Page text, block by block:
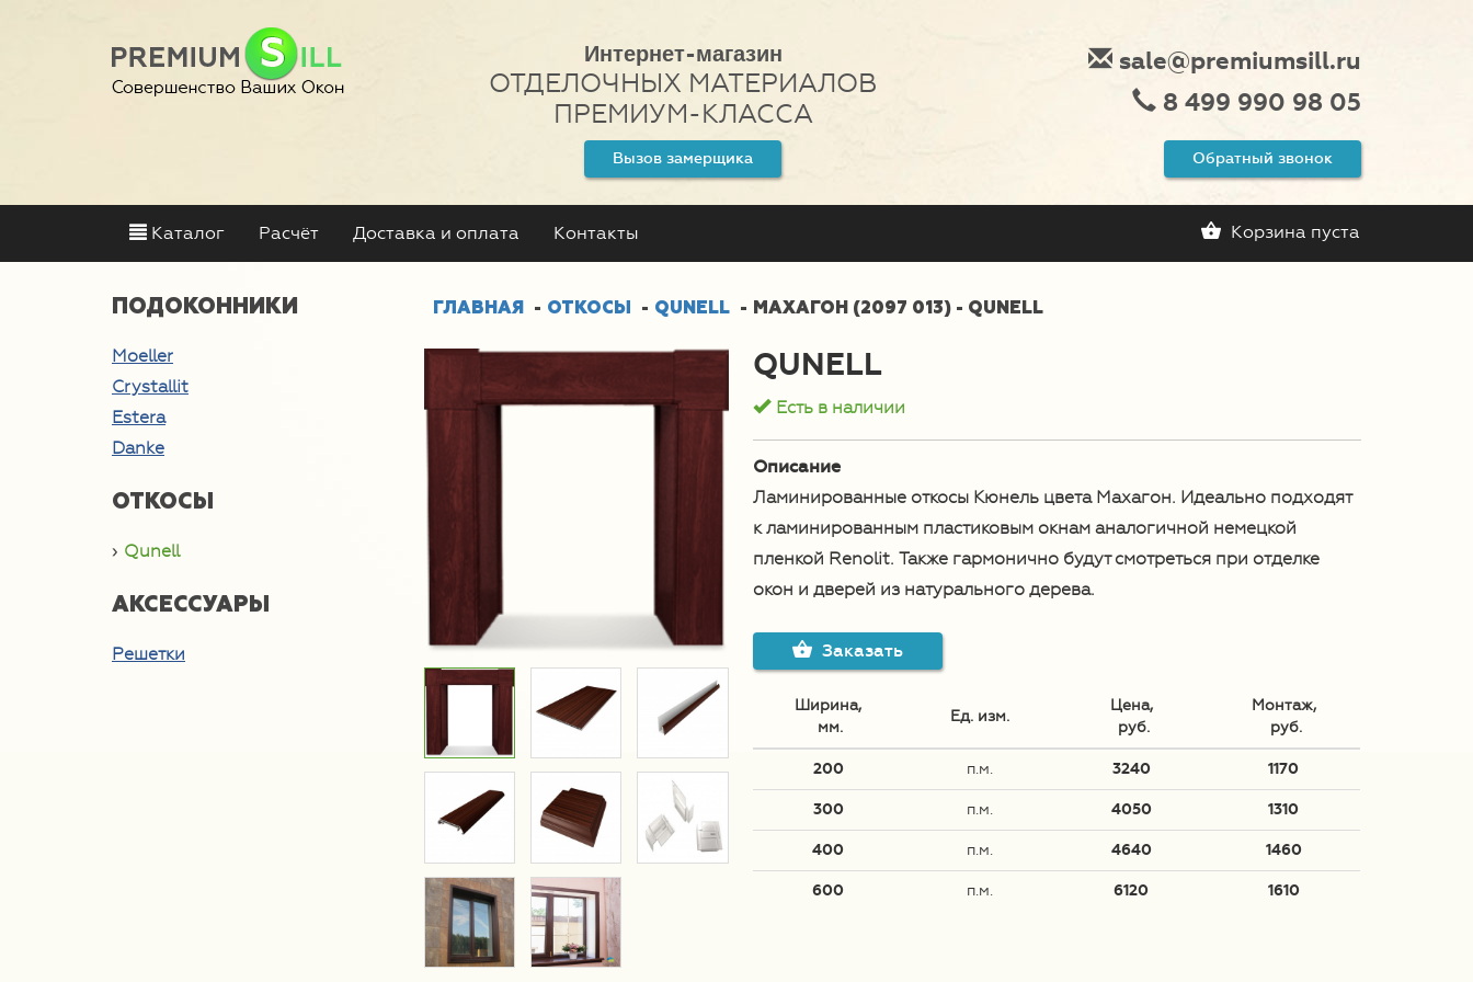
Интернет-магазин
ОТДЕЛОЧНЫХ МАТЕРИАЛОВ
ПРЕМИУМ-КЛАССА
Вызов замерщика
sale@premiumsill.ru
8 499 990 98 05
Обратный звонок
Каталог Расчёт Доставка и оплата Контакты Корзина пуста
ПОДОКОННИКИ
Moeller
Crystallit
Estera
Danke
ОТКОСЫ
Qunell
АКСЕССУАРЫ
Решетки
ГЛАВНАЯ ОТКОСЫ QUNELL МАХАГОН (2097 013) - QUNELL
QUNELL
Есть в наличии
Описание
Ламинированные откосы Кюнель цвета Махагон. Идеально подходят
к ламинированным пластиковым окнам аналогичной немецкой
пленкой Renolit. Также гармонично будут смотреться при отделке
окон и дверей из натурального дерева.
Заказать
Ширина,
мм.
Ед. изм.
Цена,
руб.
Монтаж,
руб.
200 п.м. 3240 1170
300 п.м. 4050 1310
400 п.м. 4640 1460
600 п.м. 6120 1610